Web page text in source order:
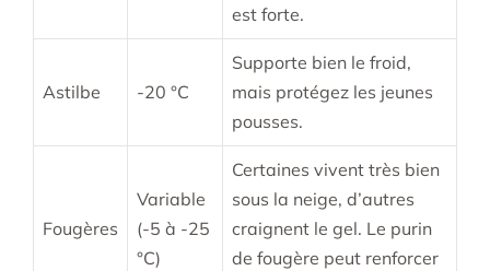
est forte.
Astilbe -20 °C
Supporte bien le froid,
mais protégez les jeunes
pousses.
Fougères
Variable
(-5 à -25
°C)
Certaines vivent très bien
sous la neige, d’autres
craignent le gel. Le purin
de fougère peut renforcer